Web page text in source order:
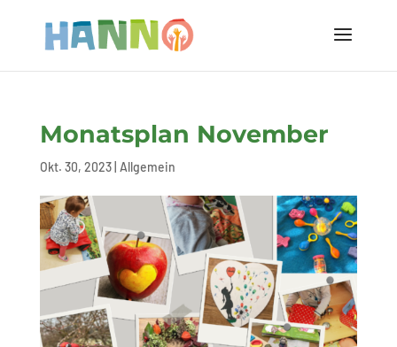
Monatsplan November
Okt. 30, 2023| Allgemein